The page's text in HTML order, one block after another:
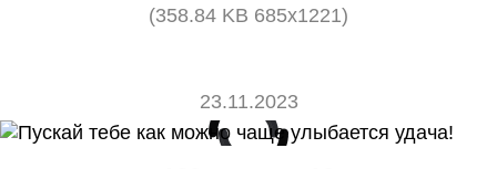
(358.84 KB 685x1221)
23.11.2023